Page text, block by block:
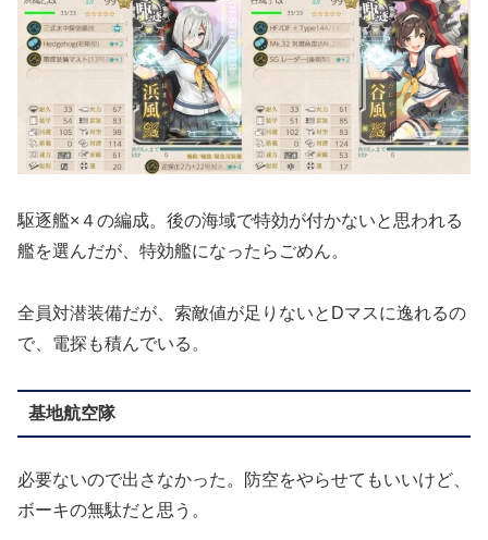
駆逐艦×４の編成。後の海域で特効が付かないと思われる
艦を選んだが、特効艦になったらごめん。
全員対潜装備だが、索敵値が足りないとDマスに逸れるの
で、電探も積んでいる。
基地航空隊
必要ないので出さなかった。防空をやらせてもいいけど、
ボーキの無駄だと思う。